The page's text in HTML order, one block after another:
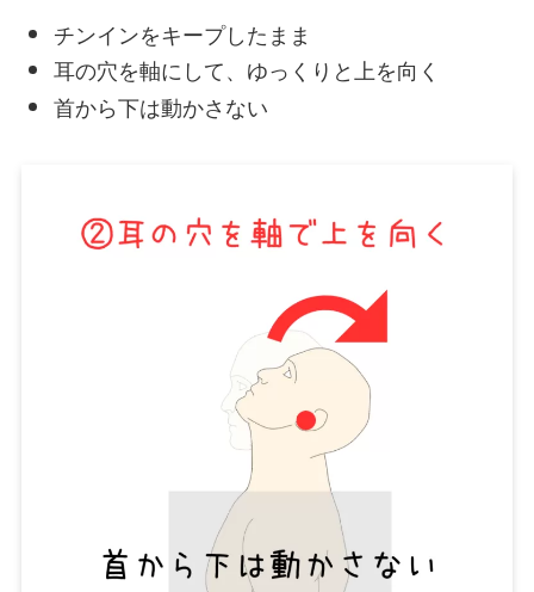
チンインをキープしたまま
耳の穴を軸にして、ゆっくりと上を向く
首から下は動かさない